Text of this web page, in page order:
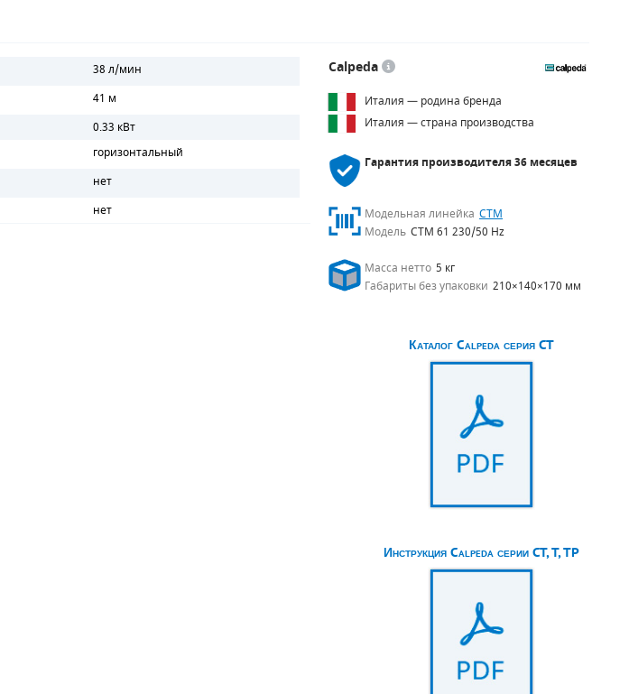
38 л/мин
41 м
0.33 кВт
горизонтальный
нет
нет
Calpeda
Италия — родина бренда
Италия — страна производства
Гарантия производителя36 месяцев
Модельная линейка CTM
Модель CTM 61 230/50 Hz
Масса нетто 5 кг
Габариты без упаковки 210×140×170 мм
Каталог Calpeda серия CT
Инструкция Calpeda серии CT, T, TP